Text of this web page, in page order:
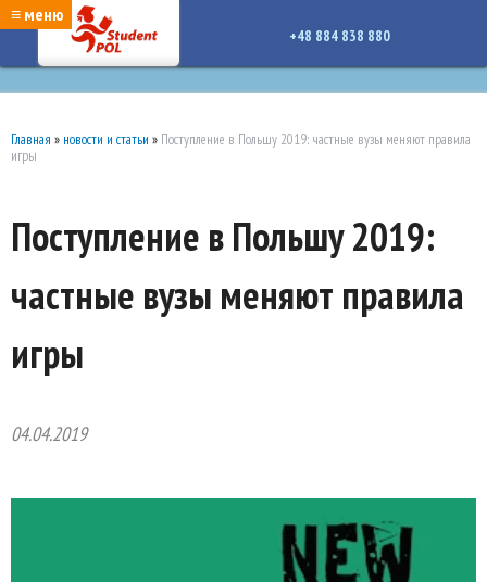
google-site-verification: google7a917c261df1566b.htmlgoogle-site-verification:
google7a917c261df1566b.html
≡ меню
+48 884 838 880
Главная » новости и статьи » Поступление в Польшу 2019: частные вузы меняют правила
игры
Поступление в Польшу 2019:
частные вузы меняют правила
игры
04.04.2019